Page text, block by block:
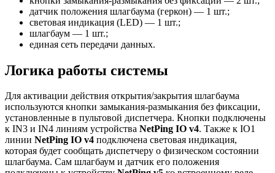
датчик положения шлагбаума (геркон) ― 1 шт.;
световая индикация (LED) ― 1 шт.;
шлагбаум ― 1 шт.;
единая сеть передачи данных.
Логика работы системы
Для активации действия открытия/закрытия шлагбаума
используются кнопки замыкания-размыкания без фиксации,
установленные в пультовой диспетчера. Кнопки подключены
к IN3 и IN4 линиям устройства NetPing IO v4. Также к IO1
линии NetPing IO v4 подключена световая индикация,
которая будет сообщать диспетчеру о физическом состоянии
шлагбаума. Сам шлагбаум и датчик его положения